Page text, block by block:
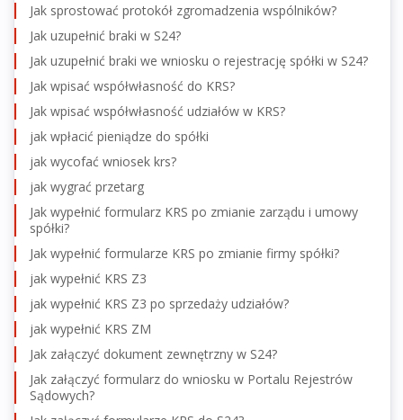
Jak sprostować protokół zgromadzenia wspólników?
Jak uzupełnić braki w S24?
Jak uzupełnić braki we wniosku o rejestrację spółki w S24?
Jak wpisać współwłasność do KRS?
Jak wpisać współwłasność udziałów w KRS?
jak wpłacić pieniądze do spółki
jak wycofać wniosek krs?
jak wygrać przetarg
Jak wypełnić formularz KRS po zmianie zarządu i umowy
spółki?
Jak wypełnić formularze KRS po zmianie firmy spółki?
jak wypełnić KRS Z3
jak wypełnić KRS Z3 po sprzedaży udziałów?
jak wypełnić KRS ZM
Jak załączyć dokument zewnętrzny w S24?
Jak załączyć formularz do wniosku w Portalu Rejestrów
Sądowych?